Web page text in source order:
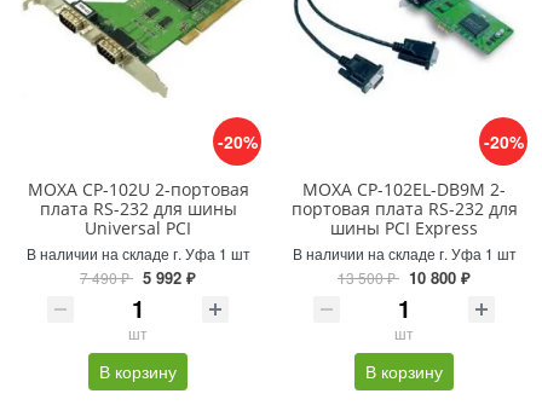
-20%
MOXA CP-102U 2-портовая
плата RS-232 для шины
Universal PCI
В наличии на складе г. Уфа 1 шт
7 490 ₽ 5 992 ₽
шт
В корзину
-20%
MOXA CP-102EL-DB9M 2-
портовая плата RS-232 для
шины PCI Express
В наличии на складе г. Уфа 1 шт
13 500 ₽ 10 800 ₽
шт
В корзину